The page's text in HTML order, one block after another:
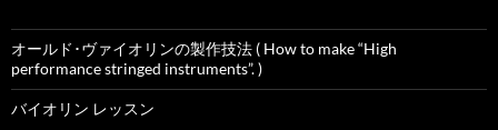
オールド･ヴァイオリンの製作技法 ( How to make “High
performance stringed instruments”. )
バイオリン レッスン